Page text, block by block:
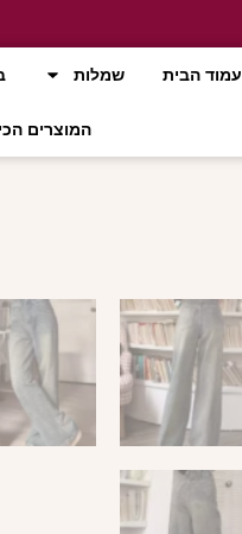
עמוד הבית
שמלות
המוצרים